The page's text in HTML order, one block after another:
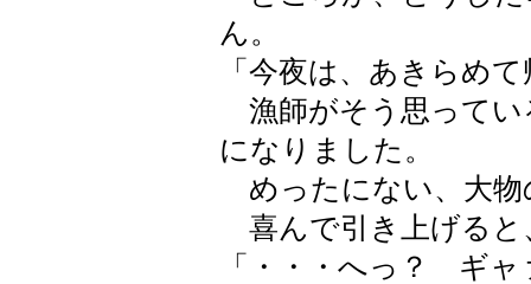
ん。
「今夜は、あきらめ
漁師がそう思ってい
になりました。
めったにない、大物
喜んで引き上げると
「・・・へっ？ ギャ